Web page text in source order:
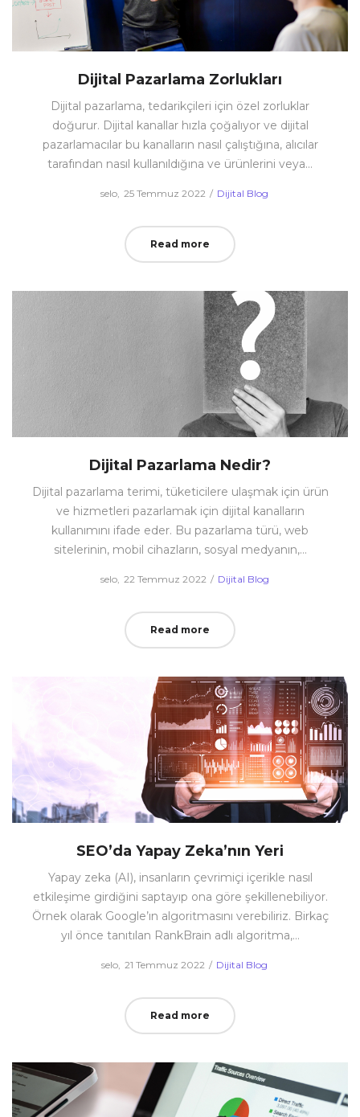
Dijital Pazarlama Zorlukları
Dijital pazarlama, tedarikçileri için özel zorluklar
doğurur. Dijital kanallar hızla çoğalıyor ve dijital
pazarlamacılar bu kanalların nasıl çalıştığına, alıcılar
tarafından nasıl kullanıldığına ve ürünlerini veya…
byselo Posted
25 Temmuz 2022
Posted
Dijital Blog
Read more
Dijital Pazarlama Nedir?
Dijital pazarlama terimi, tüketicilere ulaşmak için ürün
ve hizmetleri pazarlamak için dijital kanalların
kullanımını ifade eder. Bu pazarlama türü, web
sitelerinin, mobil cihazların, sosyal medyanın,…
byselo Posted
22 Temmuz 2022
Posted
Dijital Blog
Read more
SEO’da Yapay Zeka’nın Yeri
Yapay zeka (AI), insanların çevrimiçi içerikle nasıl
etkileşime girdiğini saptayıp ona göre şekillenebiliyor.
Örnek olarak Google’ın algoritmasını verebiliriz. Birkaç
yıl önce tanıtılan RankBrain adlı algoritma,…
byselo Posted
21 Temmuz 2022
Posted
Dijital Blog
Read more